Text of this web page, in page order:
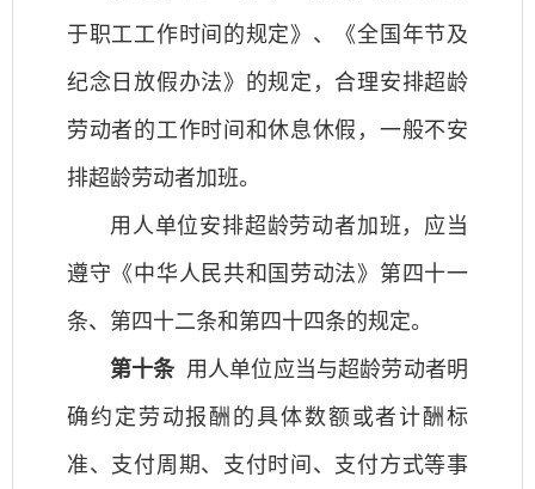
于职工工作时间的规定》、《全国年节及
纪念日放假办法》的规定，合理安排超龄
劳动者的工作时间和休息休假，一般不安
排超龄劳动者加班。
用人单位安排超龄劳动者加班，应当
遵守《中华人民共和国劳动法》第四十一
条、第四十二条和第四十四条的规定。
第十条 用人单位应当与超龄劳动者明
确约定劳动报酬的具体数额或者计酬标
准、支付周期、支付时间、支付方式等事